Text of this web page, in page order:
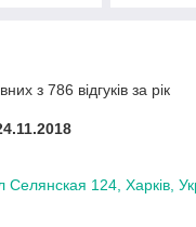
з 786 відгуків за рік
Селянская 124, Харків,